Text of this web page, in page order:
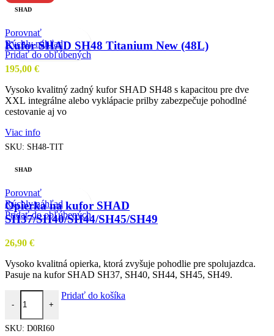
SHAD
Porovnať
Rýchly náhľad
Pridať do obľúbených
Kufor SHAD SH48 Titanium New (48L)
195,00 €
Vysoko kvalitný zadný kufor SHAD SH48 s kapacitou pre dve
XXL integrálne alebo vyklápacie prilby zabezpečuje pohodlné
cestovanie aj vo
Viac info
SKU: SH48-TIT
SHAD
Porovnať
Rýchly náhľad
Pridať do obľúbených
Opierka na kufor SHAD
SH37/SH40/SH44/SH45/SH49
26,90 €
Vysoko kvalitná opierka, ktorá zvyšuje pohodlie pre spolujazdca.
Pasuje na kufor SHAD SH37, SH40, SH44, SH45, SH49.
-
množstvo Opierka na kufor SHAD SH37/SH40/SH44/SH45/SH49
+
Pridať do košíka
SKU: D0RI60